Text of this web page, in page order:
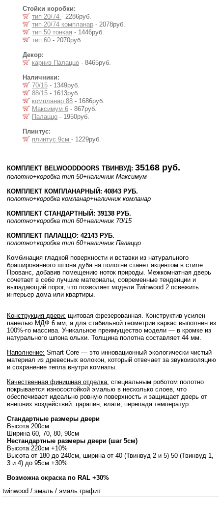
Стойки коробки:
тип 20/74 - 2286руб.
тип 20/74 компланар - 2078руб.
тип 50 тонкая - 1446руб.
тип 60 - 2070руб.
Декор:
карниз Палаццо - 8465руб.
Наличники:
70/15 - 1349руб.
88/15 - 1613руб.
компланар 88 - 1686руб.
Максимум 6 - 867руб.
Палаццо - 1950руб.
Плинтус:
плинтус 9см - 1229руб.
КОМПЛЕКТ BELWOODDOORS ТВИНВУД: 35168 руб.
полотно+коробка тип 50+наличник Максимум
КОМПЛЕКТ КОМПЛАНАРНЫЙ: 40843 РУБ.
полотно+коробка комланар+наличник комланар
КОМПЛЕКТ СТАНДАРТНЫЙ: 39138 РУБ.
полотно+коробка тип 60+наличник 70/15
КОМПЛЕКТ ПАЛАЦЦО: 42143 РУБ.
полотно+коробка тип 60+наличник Палаццо
Комбинация гладкой поверхности и вставки из натурального
брашированного шпона дуба на полотне станет акцентом в стиле
Прованс, добавив помещению ноток природы. Межкомнатная дверь
сочетает в себе лучшие материалы, современные тенденции и
выпадающий порог, что позволяет модели Twinwood 2 освежить
интерьер дома или квартиры.
Конструкция двери: щитовая фрезерованная. Конструктив усилен
панелью МДФ 6 мм, а для стабильной геометрии каркас выполнен из
100%-го массива. Уникальное преимущество модели — в кромке из
натурального шпона ольхи. Толщина полотна составляет 44 мм.
Наполнение: Smart Core — это инновационный экологически чистый
материал из древесных волокон, который отвечает за звукоизоляцию
и сохранение тепла внутри комнаты.
Качественная финишная отделка: специальным роботом полотно
покрывается износостойкой эмалью в несколько слоев, что
обеспечивает идеально ровную поверхность и защищает дверь от
внешних воздействий: царапин, влаги, перепада температур.
Стандартные размеры двери
Высота 200см
Ширина 60, 70, 80, 90см
Нестандартные размеры двери (шаг 5см)
Высота 220см +10%
Высота от 180 до 240см, ширина от 40 (Твинвуд 2 и 5) 50 (Твинвуд 1,
3 и 4) до 95см +30%
Возможна окраска по RAL +30%
twinwood / эмаль / эмаль графит